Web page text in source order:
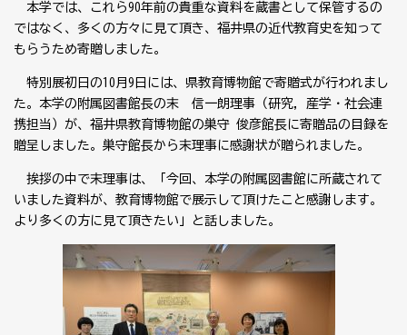
本学では、これら90年前の貴重な資料を蔵書として保管するの
ではなく、多くの方々に見て頂き、福井県の近代教育史を知って
もらうため寄贈しました。
特別展初日の10 月 9 日には、県教育博物館で寄贈式が行われまし
た。本学の附属図書館長の末 信一朗理事（研究，産学・社会連
携担当）が、福井県教育博物館の巣守 俊彦館長に寄贈品の目録を
贈呈しました。巣守館長から末理事に感謝状が贈られました。
挨拶の中で末理事は、「今回、本学の附属図書館に所蔵されて
いました資料が、教育博物館で展示して頂けたこと感謝します。
より多くの方に見て頂きたい」と話しました。